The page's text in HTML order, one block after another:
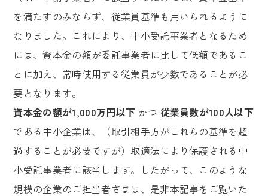
を満たすのみならず、従業員基準も用いられるように
なりました。これにより、中小受託事業者となるため
には、資本金の額が委託事業者に比して低額であるこ
とに加え、常時使用する従業員が少数であることが必
要となります。
資本金の額が1,000万円以下 かつ 従業員数が100人以下
である中小企業は、（取引相手方がこれらの基準を超
過することが必要ですが）取適法により保護される中
小受託事業者に該当します。したがって、このような
規模の企業のご担当者さまは、是非本記事をご覧いた